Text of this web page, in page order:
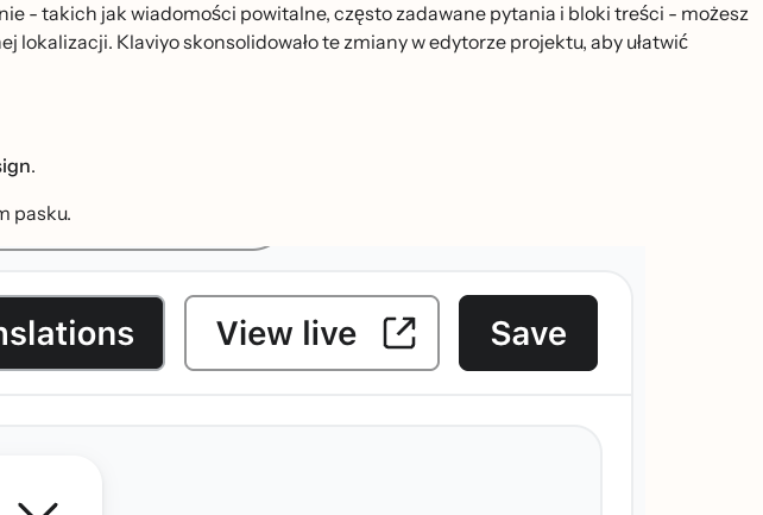
- takich jak wiadomości powitalne, często zadawane pytania i bloki treści - możesz
lokalizacji. Klaviyo skonsolidowało te zmiany w edytorze projektu, aby ułatwić
.
pasku.